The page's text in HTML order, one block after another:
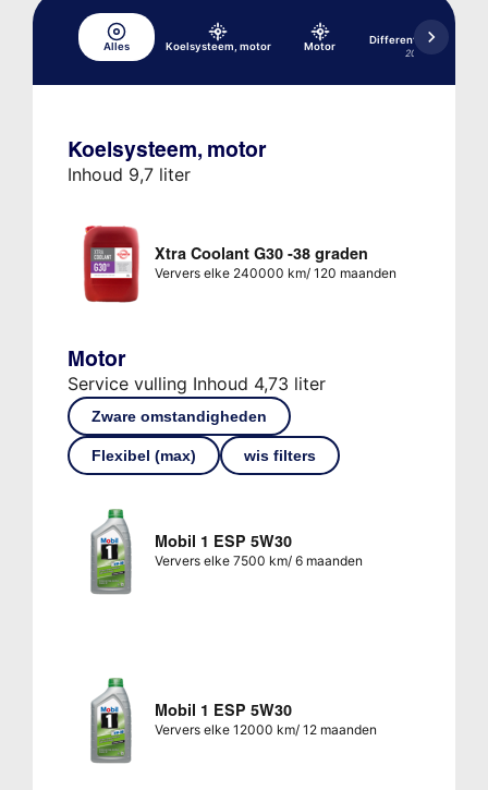
Alles Koelsysteem, motor Motor
Differentieel, achter
200 RBI
Koelsysteem, motor
Inhoud 9,7 liter
Xtra Coolant G30 -38 graden
Ververs elke 240000 km/ 120 maanden
Motor
Service vulling Inhoud 4,73 liter
Zware omstandigheden
Flexibel (max) wis filters
Mobil 1 ESP 5W30
Ververs elke 7500 km/ 6 maanden
Mobil 1 ESP 5W30
Ververs elke 12000 km/ 12 maanden